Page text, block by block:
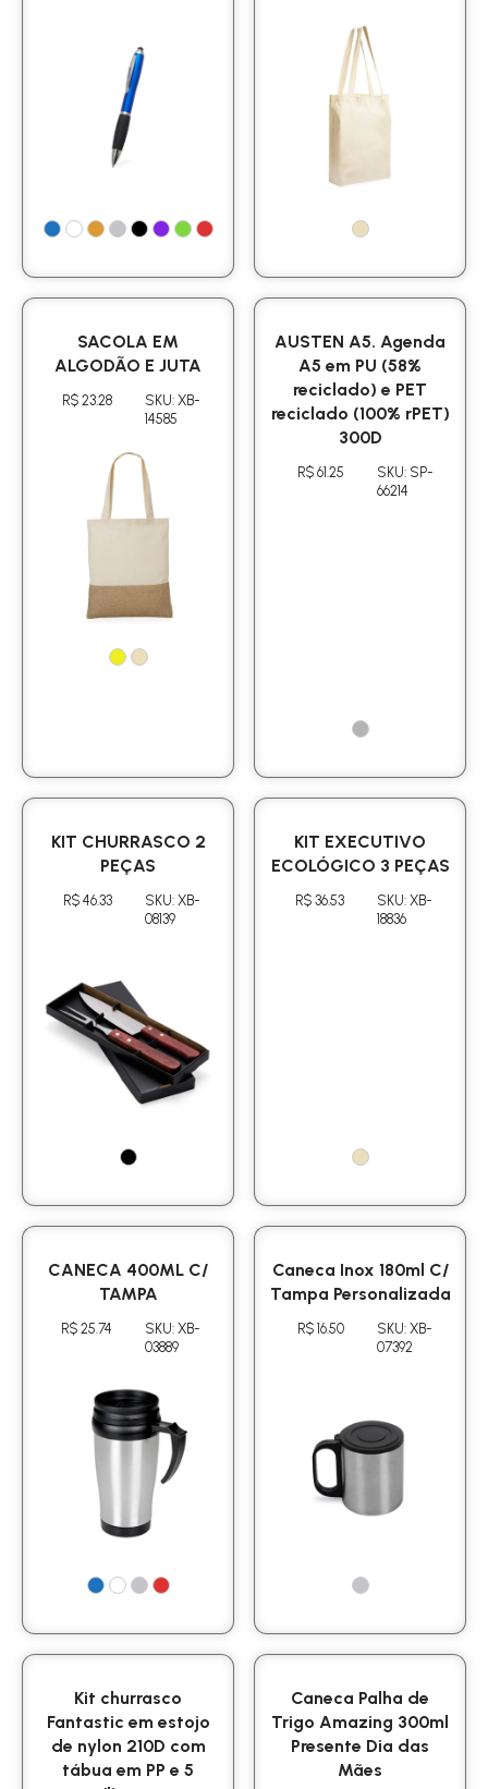
SACOLA EM
ALGODÃO E JUTA
R$ 23.28
SKU: XB-
14585
AUSTEN A5. Agenda
A5 em PU (58%
reciclado) e PET
reciclado (100% rPET)
300D
R$ 61.25
SKU: SP-
66214
KIT CHURRASCO 2
PEÇAS
R$ 46.33
SKU: XB-
08139
KIT EXECUTIVO
ECOLÓGICO 3 PEÇAS
R$ 36.53
SKU: XB-
18836
CANECA 400ML C/
TAMPA
R$ 25.74
SKU: XB-
03889
Caneca Inox 180ml C/
Tampa Personalizada
R$ 16.50
SKU: XB-
07392
Kit churrasco
Fantastic em estojo
de nylon 210D com
tábua em PP e 5
Caneca Palha de
Trigo Amazing 300ml
Presente Dia das
Mães